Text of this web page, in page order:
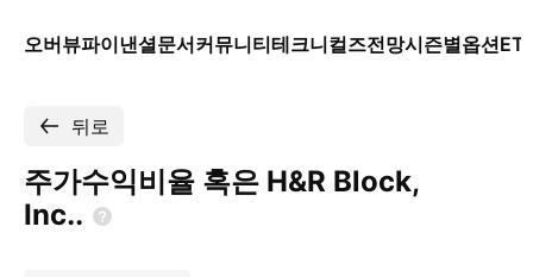
오버뷰파이낸셜문서커뮤니티테크니컬즈전망시즌별옵션
뒤로
주가수익비율 혹은 H&R Block,
Inc..